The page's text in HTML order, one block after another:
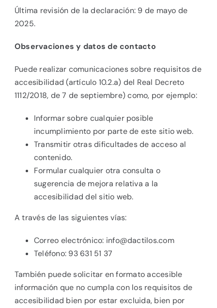
Última revisión de la declaración: 9 de mayo de
2025.
Observaciones y datos de contacto
Puede realizar comunicaciones sobre requisitos de
accesibilidad (artículo 10.2.a) del Real Decreto
1112/2018, de 7 de septiembre) como, por ejemplo:
Informar sobre cualquier posible
incumplimiento por parte de este sitio web.
Transmitir otras dificultades de acceso al
contenido.
Formular cualquier otra consulta o
sugerencia de mejora relativa a la
accesibilidad del sitio web.
A través de las siguientes vías:
Correo electrónico: info@dactilos.com
Teléfono: 93 631 51 37
También puede solicitar en formato accesible
información que no cumpla con los requisitos de
accesibilidad bien por estar excluida, bien por